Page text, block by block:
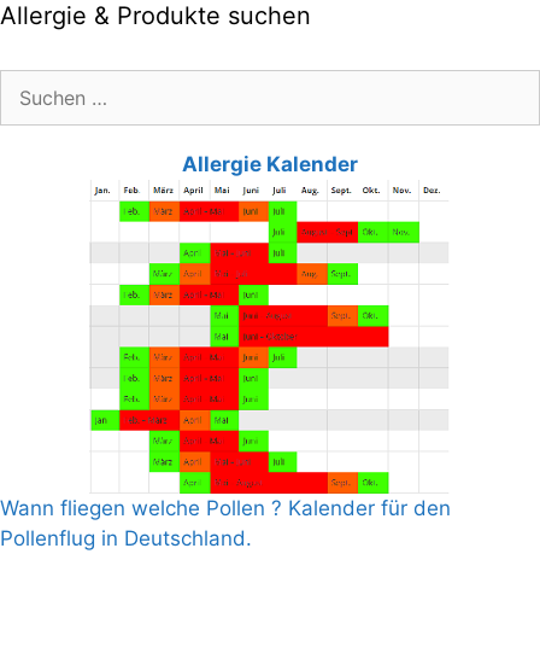
Allergie & Produkte suchen
Allergie Kalender
Wann fliegen welche Pollen ? Kalender für den
Pollenflug in Deutschland.